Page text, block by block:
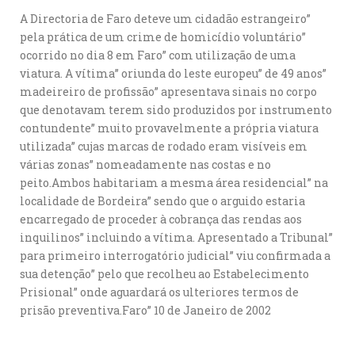
A Directoria de Faro deteve um cidadão estrangeiro”
pela prática de um crime de homicídio voluntário”
ocorrido no dia 8 em Faro” com utilização de uma
viatura. A vítima” oriunda do leste europeu” de 49 anos”
madeireiro de profissão” apresentava sinais no corpo
que denotavam terem sido produzidos por instrumento
contundente” muito provavelmente a própria viatura
utilizada” cujas marcas de rodado eram visíveis em
várias zonas” nomeadamente nas costas e no
peito.Ambos habitariam a mesma área residencial” na
localidade de Bordeira” sendo que o arguido estaria
encarregado de proceder à cobrança das rendas aos
inquilinos” incluindo a vítima. Apresentado a Tribunal”
para primeiro interrogatório judicial” viu confirmada a
sua detenção” pelo que recolheu ao Estabelecimento
Prisional” onde aguardará os ulteriores termos de
prisão preventiva.Faro” 10 de Janeiro de 2002